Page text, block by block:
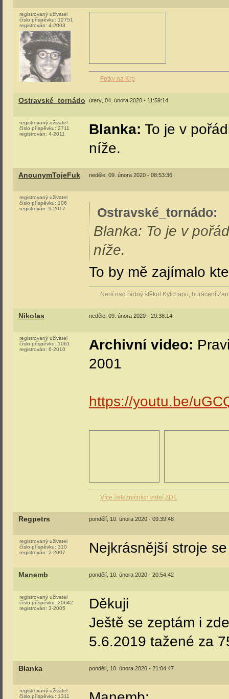
registrovaný uživatel
číslo příspěvku: 12751
registrován: 4-2003
Fotky na Krp
Ostravské_tornádo úterý, 04. února 2020 - 11:59:14
registrovaný uživatel
číslo příspěvku: 2711
registrován: 4-2011 Blanka: To je v
níže.
AnounymTojeFuk neděle, 09. února 2020 - 08:53:36
registrovaný uživatel
číslo příspěvku: 106
registrován: 9-2017 Ostravské_tornádo:
Blanka: To je v
níže.
To by mě zajímalo
Není nad řádný štěkot Kylchapu, burácení
Nikolas neděle, 09. února 2020 - 20:38:14
registrovaný uživatel
číslo příspěvku: 1061
registrován: 6-2010 Archivní video:
2001
https://youtu.be/
Více železničních videí ZDE
Regpetrs pondělí, 10. února 2020 - 09:39:48
registrovaný uživatel
číslo příspěvku: 310
registrován: 2-2007 Nejkrásnější stroje
Manemb pondělí, 10. února 2020 - 20:54:42
registrovaný uživatel
číslo příspěvku: 20642
registrován: 3-2005
Děkuji
Ještě se zeptám i
5.6.2019 tažené za
Blanka pondělí, 10. února 2020 - 21:04:47
registrovaný uživatel
číslo příspěvku: 1311